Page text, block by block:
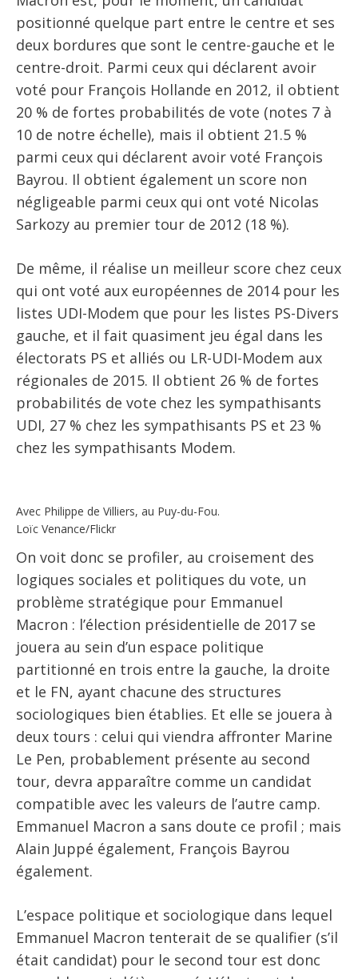
positionné quelque part entre le centre et ses
deux bordures que sont le centre-gauche et le
centre-droit. Parmi ceux qui déclarent avoir
voté pour François Hollande en 2012, il obtient
20 % de fortes probabilités de vote (notes 7 à
10 de notre échelle), mais il obtient 21.5 %
parmi ceux qui déclarent avoir voté François
Bayrou. Il obtient également un score non
négligeable parmi ceux qui ont voté Nicolas
Sarkozy au premier tour de 2012 (18 %).
De même, il réalise un meilleur score chez ceux
qui ont voté aux européennes de 2014 pour les
listes UDI-Modem que pour les listes PS-Divers
gauche, et il fait quasiment jeu égal dans les
électorats PS et alliés ou LR-UDI-Modem aux
régionales de 2015. Il obtient 26 % de fortes
probabilités de vote chez les sympathisants
UDI, 27 % chez les sympathisants PS et 23 %
chez les sympathisants Modem.
Avec Philippe de Villiers, au Puy-du-Fou.
Loïc Venance/Flickr
On voit donc se profiler, au croisement des
logiques sociales et politiques du vote, un
problème stratégique pour Emmanuel
Macron : l’élection présidentielle de 2017 se
jouera au sein d’un espace politique
partitionné en trois entre la gauche, la droite
et le FN, ayant chacune des structures
sociologiques bien établies. Et elle se jouera à
deux tours : celui qui viendra affronter Marine
Le Pen, probablement présente au second
tour, devra apparaître comme un candidat
compatible avec les valeurs de l’autre camp.
Emmanuel Macron a sans doute ce profil ; mais
Alain Juppé également, François Bayrou
également.
L’espace politique et sociologique dans lequel
Emmanuel Macron tenterait de se qualifier (s’il
était candidat) pour le second tour est donc